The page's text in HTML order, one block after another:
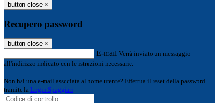
button close ×
Recupero password
button close ×
E-mail Verrà inviato un messaggio
all'indirizzo indicato con le istruzioni necessarie.
Non hai una e-mail associata al nome utente? Effettua il reset della password
tramite la Login Spaggiari